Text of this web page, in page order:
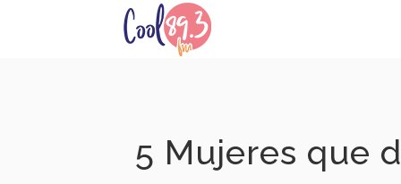
5 Mujeres que